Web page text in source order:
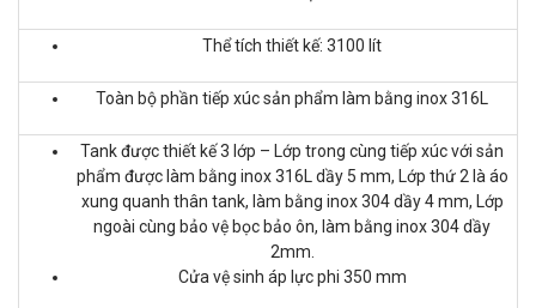
Thể tích thiết kế: 3100 lít
Toàn bộ phần tiếp xúc sản phẩm làm bằng inox 316L
Tank được thiết kế 3 lớp – Lớp trong cùng tiếp xúc với sản
phẩm được làm bằng inox 316L dầy 5 mm, Lớp thứ 2 là áo
xung quanh thân tank, làm bằng inox 304 dầy 4 mm, Lớp
ngoài cùng bảo vệ bọc bảo ôn, làm bằng inox 304 dầy
2mm.
Cửa vệ sinh áp lực phi 350 mm